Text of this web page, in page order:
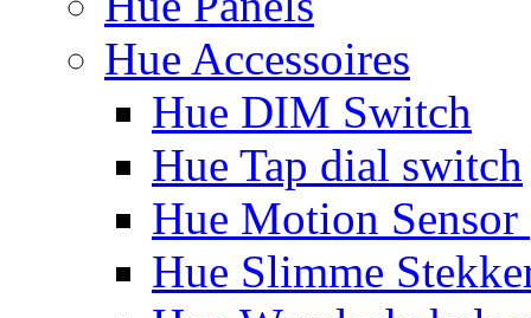
Hue Accessoires
Hue DIM Switch
Hue Tap dial switch
Hue Motion Sensor
Hue Slimme